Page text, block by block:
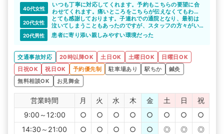
40代女性
いつも丁寧に対応してくれます。予約もこちらの要望に合
わせてくれます。痛いところをこちらが伝えなくてもわか
っていただくので有難いです。
20代女性
とても感謝しております。子連れでの通院となり、最初は
泣いてしまうこともあったのですが、スタッフの方々がい
つも優しくフォローしてくださり本当に助けられました。
長引く通院に心が折れそうになりましたが、スタッフの皆
りがとうございました。
20代男性 患者に寄り添い親しみやすい環境だった
交通事故対応 20時以降OK 土日OK 土曜日OK
日曜日OK
日祝OK
祝日OK 予約優先制 駐車場あり 駅ちか
鍼灸
無料相談OK
お見舞金
営業時間 月 火 水 木 金 土 日
祝
9:00～12:00
○ ○ ○ ○ ○ ○ ○
○
14:30～21:00
○ ○ ○ ○ ○ ◎ ◎ ◎